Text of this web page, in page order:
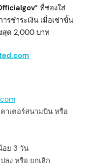
” ที่ช่องใส่
รชำระเงิน เมื่อเช่าขั้น
สุด 2,000 บาท
าเตอร์สนามบิน หรือ
อย 3 วัน
ลง หรือ ยกเลิก